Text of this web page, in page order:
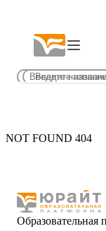
NOT FOUND 404